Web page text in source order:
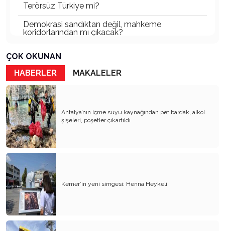
Terörsüz Türkiye mi?
Demokrasi sandıktan değil, mahkeme
koridorlarından mı çıkacak?
Turizmde Herşey Dahil Sistemi tartışılmalı
MB Başkanı ve Şimşek’e
Padişahın Vergi Deneyi!..
Erdoğan ve Özel’e açık mektup!..
Bahçeli siyasetin zirvesine oturdu!..
Artık yeter!.. Başka Antalya yok!..
Milli Eğitim cemaatlere mi teslim ediliyor?
Liyakatın Gözyaşları!..
Milletin gerçek vekili misiniz?
ÇOK OKUNAN
HABERLER
MAKALELER
Antalya’nın içme suyu kaynağından pet bardak, alkol
şişeleri, poşetler çıkartıldı
Kemer’in yeni simgesi: Henna Heykeli